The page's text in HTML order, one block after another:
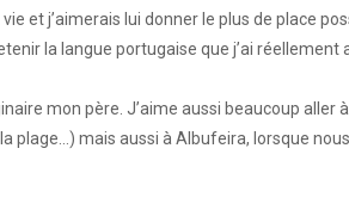
j’aimerais lui donner le plus de place
la langue portugaise que j’ai réellement
mon père. J’aime aussi beaucoup aller
mais aussi à Albufeira, lorsque nous